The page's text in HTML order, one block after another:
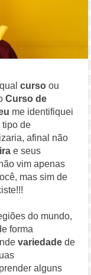
qualcurso ou
Curso de
me identifiquei
tipo de
afinal não
e seus
vim apenas
mas sim de
do mundo,
forma
variedade de
alguns